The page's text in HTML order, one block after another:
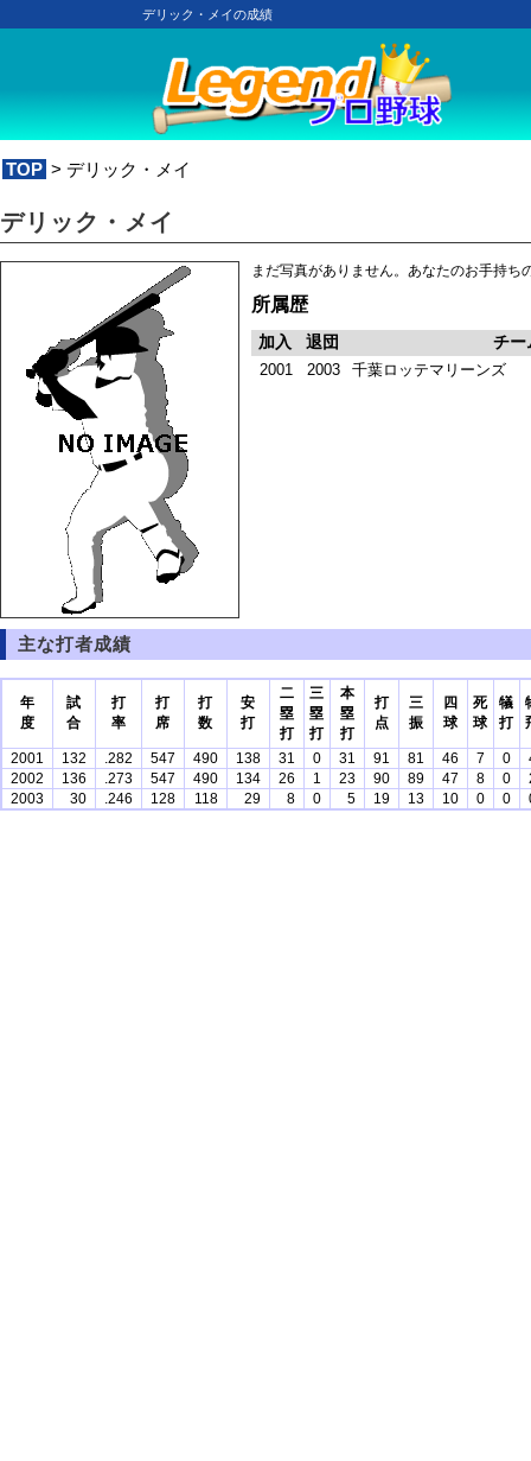
デリック・メイの成績
TOP > デリック・メイ
デリック・メイ
まだ写真がありません。あなたのお手持ち
所属歴
加入 退団 チー
2001 2003 千葉ロッテマリーンズ
主な打者成績
年
度
試
合
打
率
打
席
打
数
安
打
二
塁
打
三
塁
打
本
塁
打
打
点
三
振
四
球
死
球
犠
打
2001 132 .282 547 490 138 31 0 31 91 81 46 7 0
2002
136 .273 547 490 134 26 1 23 90 89 47 8 0
2003
30 .246 128 118 29 8 0 5 19 13 10 0 0